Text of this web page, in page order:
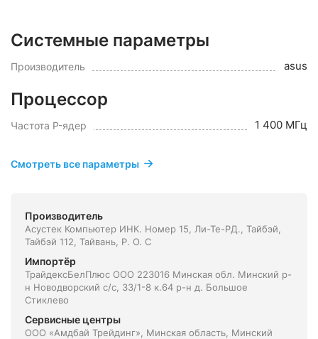
Системные параметры
Производитель asus
Процессор
Частота P-ядер 1 400 МГц
Смотреть все параметры
Производитель
Асустек Компьютер ИНК. Номер 15, Ли-Те-РД., Тайбэй,
Тайбэй 112, Тайвань, Р. О. С
Импортёр
ТрайдексБелПлюс ООО 223016 Минская обл. Минский р-
н Новодворский с/с, 33/1-8 к.64 р-н д. Большое
Стиклево
Сервисные центры
ООО «Амдбай Трейдинг», Минская область, Минский